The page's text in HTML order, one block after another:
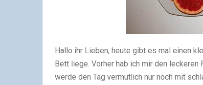
Hallo ihr Lieben, heute gibt es mal einen
Bett liege. Vorher hab ich mir den leckeren
werde den Tag vermutlich nur noch mit